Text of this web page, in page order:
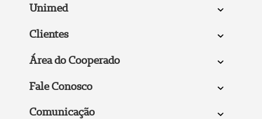
Unimed
Clientes
Área do Cooperado
Fale Conosco
Comunicação